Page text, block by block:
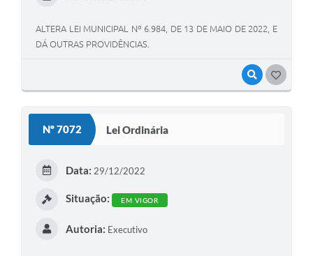
VISUALIZAR
ALTERA LEI MUNICIPAL Nº 6.984, DE 13 DE MAIO DE 2022, E
DÁ OUTRAS PROVIDÊNCIAS.
Nº 7072 Lei Ordinária
Data: 29/12/2022
Situação: EM VIGOR
Autoria: Executivo